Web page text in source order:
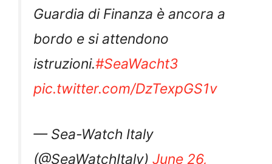
Guardia di Finanza è ancora a
bordo e si attendono
istruzioni.#SeaWacht3
pic.twitter.com/DzTexpGS1v
— Sea-Watch Italy
(@SeaWatchItaly) June 26,